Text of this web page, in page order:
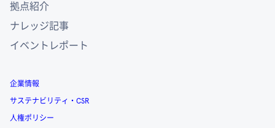
拠点紹介
ナレッジ記事
イベントレポート
企業情報
サステナビリティ・CSR
人権ポリシー